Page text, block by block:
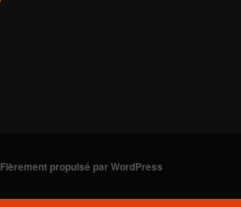
Fièrement propulsé par WordPress